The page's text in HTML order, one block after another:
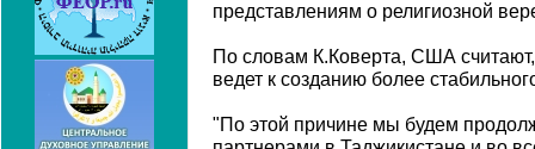
представлениям о религиозной
По словам К.Коверта, США
ведет к созданию более
"По этой причине мы будем